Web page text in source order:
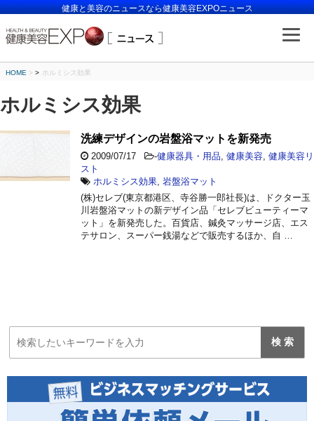
健康と美容のニュースなら健康美容EXPOニュース
HOME > ホルミシス効果
ホルミシス効果
洗練デザインの岩盤浴マットを新発売
2009/07/17 -健康器具・用品 健康美容 健康美容リ
スト
ホルミシス効果 岩盤浴マット
(株)セレブ(東京都港区、寺谷勝一郎社長)は、ドクター玉
川岩盤浴マットの新デザイン品「セレブビューティーマ
ット」を新発売した。百貨店、鍼灸マッサージ店、エス
テサロン、スーパー銭湯などで販売するほか、自 …